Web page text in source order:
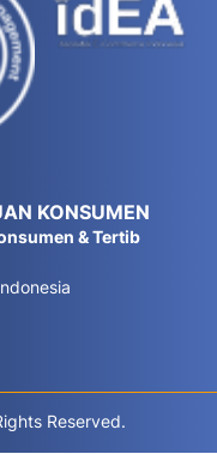
KONSUMEN
& Tertib
Reserved.